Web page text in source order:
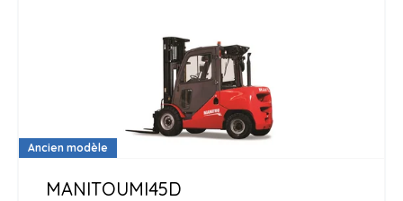
Ancien modèle
MANITOUMI45D